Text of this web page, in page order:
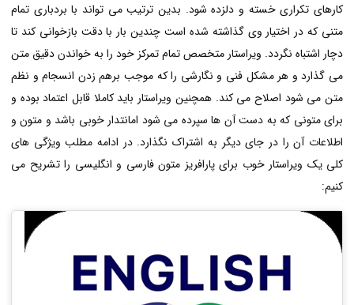
کارهای تکراری خسته و دلزده شود. بدین ترتیب می تواند با بردباری تمام
متنی که در اختیار وی گذاشته شده است چندین بار با دقت بازخوانی کند تا
دچار اشتباه نگردد. ویراستار متخصص تمام تمرکز خود را به خواندن دقیق متن
می گذارد و هر مشکل فنی و نگارشی را که موجب برهم زدن انسجام و نظم
متن می شود اصلاح می کند. همچنین ویراستار باید کاملا قابل اعتماد بوده و
برای متونی که به دست آن ها سپرده می شود امانتدار خوبی باشد و متون و
اطلاعات آن را در جای دیگر به اشتراک نگذارد. در ادامه مطلب ویژگی های
کلی یک ویراستار خوب برای پارافریز متون فارسی و انگلیسی را تشریح می
کنیم: